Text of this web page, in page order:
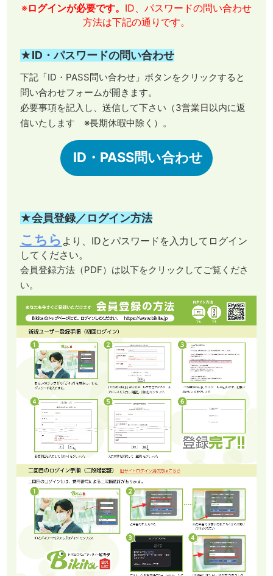
※ログインが必要です。 ID、パスワードの問い合わせ
方法は下記の通りです。
★ID・パスワードの問い合わせ
下記「ID・PASS問い合わせ」ボタンをクリックすると
問い合わせフォームが開きます。
必要事項を記入し、送信して下さい（3営業日以内に返
信いたします ※長期休暇中除く）。
ID・PASS問い合わせ
★会員登録／ログイン方法
こちら より、IDとパスワードを入力してログイン
してください。
会員登録方法（PDF）は以下をクリックしてご覧くださ
い。